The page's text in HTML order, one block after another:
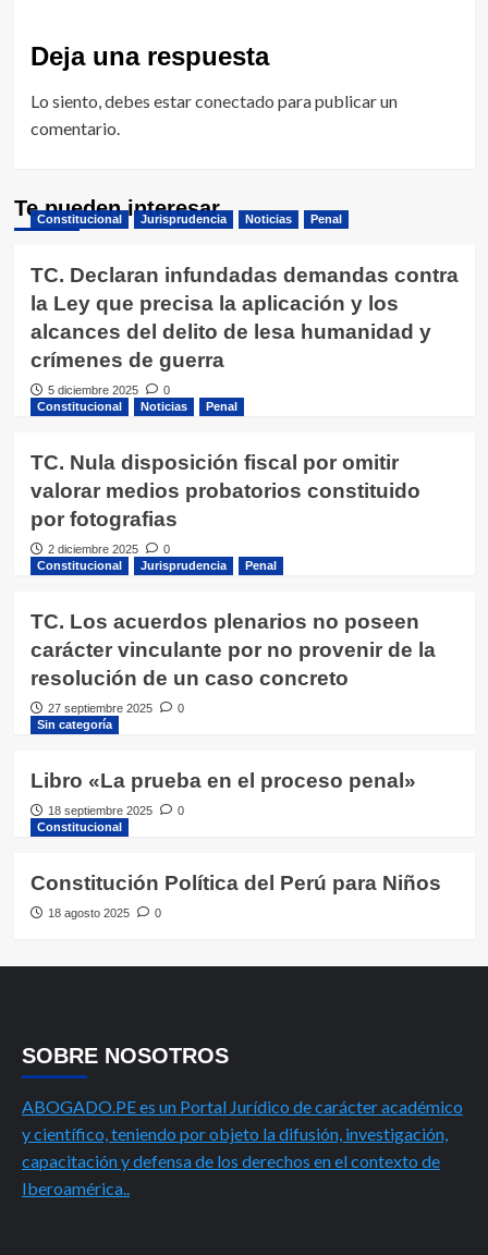
Deja una respuesta
Lo siento, debes estarconectado para publicar un
comentario.
Te pueden interesar
Constitucional Jurisprudencia Noticias Penal
TC. Declaran infundadas demandas contra
la Ley que precisa la aplicación y los
alcances del delito de lesa humanidad y
crímenes de guerra
5 diciembre 2025
0
Constitucional
Noticias Penal
TC. Nula disposición fiscal por omitir
valorar medios probatorios constituido
por fotografias
2 diciembre 2025
0
Constitucional
Jurisprudencia Penal
TC. Los acuerdos plenarios no poseen
carácter vinculante por no provenir de la
resolución de un caso concreto
27 septiembre 2025
0
Sin categoría
Libro «La prueba en el proceso penal»
18 septiembre 2025
0
Constitucional
Constitución Política del Perú para Niños
18 agosto 2025 0
SOBRE NOSOTROS
ABOGADO.PE es un Portal Jurídico de carácter académico
y científico, teniendo por objeto la difusión, investigación,
capacitación y defensa de los derechos en el contexto de
Iberoamérica..